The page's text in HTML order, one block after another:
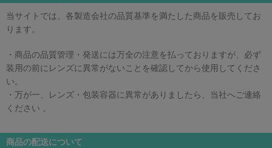
当サイトでは、各製造会社の品質基準を満たした商品を販売してお
ります。
・商品の品質管理・発送には万全の注意を払っておりますが、必ず
装用の前にレンズに異常がないことを確認してから使用してくださ
い。
・万が一、レンズ・包装容器に異常がありましたら、当社へご連絡
ください 。
商品の配送について